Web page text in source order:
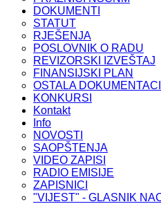
DOKUMENTI
STATUT
RJEŠENJA
POSLOVNIK O RADU
REVIZORSKI IZVEŠTAJ
FINANSIJSKI PLAN
OSTALA
KONKURSI
Kontakt
Info
NOVOSTI
SAOPŠTENJA
VIDEO ZAPISI
RADIO EMISIJE
ZAPISNICI
"VIJEST" - GLASNIK